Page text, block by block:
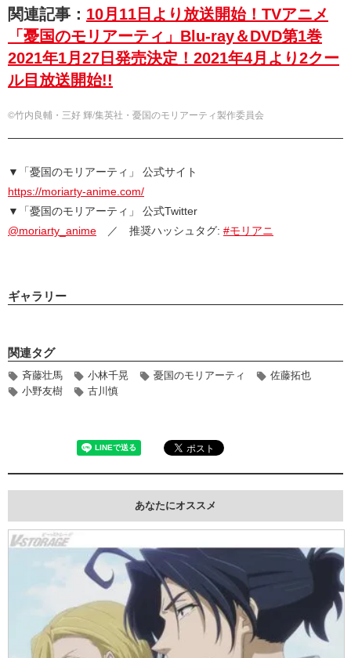
関連記事： 10月11日より放送開始！TVアニメ
「憂国のモリアーティ」Blu-ray＆DVD第1巻
2021年1月27日発売決定！2021年4月より2クー
ル目放送開始!!
©竹内良輔・三好 輝/集英社・憂国のモリアーティ製作委員会
▼「憂国のモリアーティ」 公式サイト
https://moriarty-anime.com/
▼「憂国のモリアーティ」 公式Twitter
@moriarty_anime ／ 推奨ハッシュタグ: #モリアニ
ギャラリー
関連タグ
斉藤壮馬 小林千晃 憂国のモリアーティ
佐藤拓也
小野友樹
古川慎
あなたにオススメ